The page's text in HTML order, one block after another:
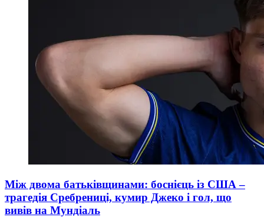
Між двома батьківщинами: боснієць із США –
трагедія Сребрениці, кумир Джеко і гол, що
вивів на Мундіаль